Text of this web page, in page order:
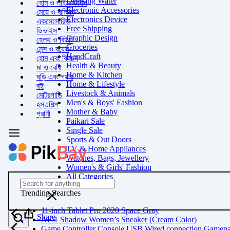
Electronic Accessories
Electronics Device
Free Shipping
Graphic Design
Groceries
HandCraft
Health & Beauty
Home & Kitchen
Home & Lifestyle
Livestock & Animals
Men's & Boys' Fashion
Mother & Baby
Paikari Sale
Single Sale
Sports & Out Doors
TV & Home Appliances
Watches, Bags, Jewellery
Women's & Girls' Fashion
All Categories
হোম ও লাইফস্টাইল
মেয়ে ও বালিকা
একসেসোরিজ
ডিভাইস
হেলথ ও বিউটি
মেন্স ও বয়েস
হোম এবং কিচেন
মা ও বেবি
ঘড়ি এবং গয়না
বই
মোটরগাড়ি
হস্তশিল্প
প্রাণী
Trending Searches
11-inch Tablet Pro 2020 Space Gray
AF 1 Shadow Women’s Sneaker (Cream Color)
Share